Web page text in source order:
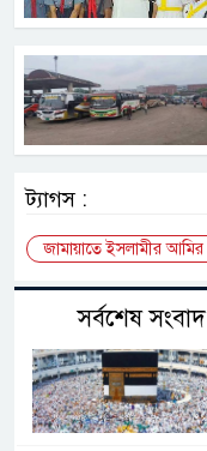
ট্যাগস :
জামায়াতে ইসলামীর আমির
সর্বশেষ সংবাদ